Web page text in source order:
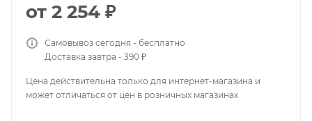
от 2 254 ₽
Самовывоз сегодня - бесплатно
Доставка завтра - 390 ₽
Цена действительна только для интернет-магазина и
может отличаться от цен в розничных магазинах